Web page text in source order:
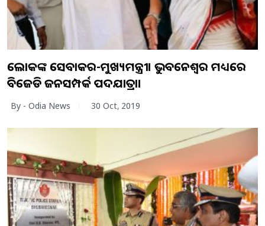
ଲୋକଙ୍କ ସେବାକର-ମୁଖ୍ୟମନ୍ତ୍ରୀ। ଭୁବନେଶ୍ୱର ମଧ୍ୟରେ
ବିଜେଡି ଜନସମ୍ପର୍କ ପଦଯାତ୍ରା।
By - Odia News 30 Oct, 2019